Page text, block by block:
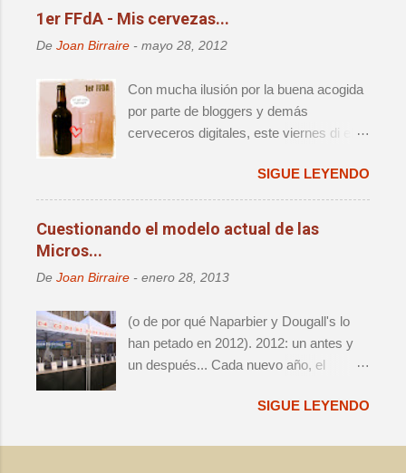
o
cambio de sede significaba un retorno a
artesana en este país, así como una
que han aparecido alrededor del festival
- i.e. Challenge e Innbrew –.
Ingredientes, todos ellos, que hacían que
1er FFdA - Mis cervezas...
De Joan Birraire - mayo 28, 2012
Con mucha ilusión por la buena acogida
por parte de bloggers y demás
cerveceros digitales, este viernes di el
Fondo de Armario (FFdA), una iniciativa
que, como ya se ha contado
anteriormente, busca hacer un favor a
buenas botellas que vamos acumulando
tener una excusa para celebrar algo y
degustar cervezas de las que no
queremos consumir en el día a día por
especiales. En el anterior post os
SIGUE LEYENDO
Cuestionando el modelo actual de las
Micros...
De Joan Birraire - enero 28, 2013
(o de por qué Naparbier y Dougall's lo
han petado en 2012). 2012: un antes y
un después... Cada nuevo año, el
vuelco, y lo que hasta aquel momento
SIGUE LEYENDO